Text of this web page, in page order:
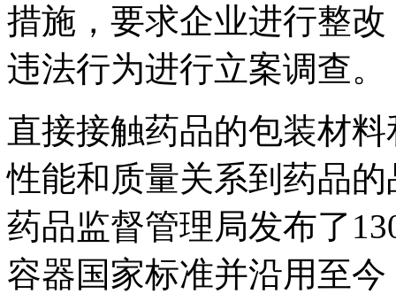
措施，要求企业进行整
违法行为进行立案调查。
直接接触药品的包装材
性能和质量关系到药品
药品监督管理局发布了
容器国家标准并沿用至